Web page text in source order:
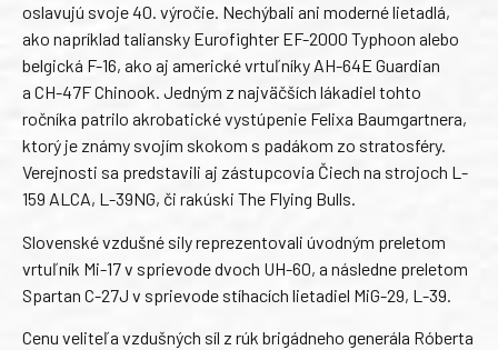
oslavujú svoje 40. výročie. Nechýbali ani moderné lietadlá,
ako napríklad taliansky Eurofighter EF-2000 Typhoon alebo
belgická F-16, ako aj americké vrtuľníky AH-64E Guardian
a CH-47F Chinook. Jedným z najväčších lákadiel tohto
ročníka patrilo akrobatické vystúpenie Felixa Baumgartnera,
ktorý je známy svojím skokom s padákom zo stratosféry.
Verejnosti sa predstavili aj zástupcovia Čiech na strojoch L-
159 ALCA, L-39NG, či rakúski The Flying Bulls.
Slovenské vzdušné sily reprezentovali úvodným preletom
vrtuľník Mi-17 v sprievode dvoch UH-60, a následne preletom
Spartan C-27J v sprievode stíhacích lietadiel MiG-29, L-39.
Cenu veliteľa vzdušných síl z rúk brigádneho generála Róberta